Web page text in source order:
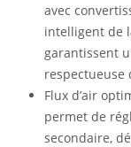
avec
intelligent de
garantissent
respectueuse
Flux d’air
permet de
secondaire,